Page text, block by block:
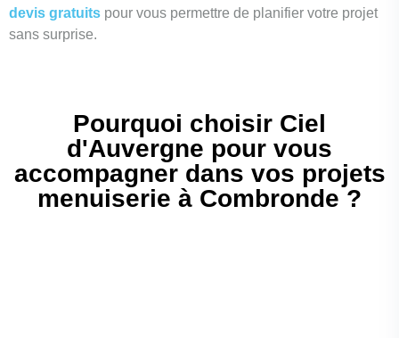
devis gratuits pour vous permettre de planifier votre projet
sans surprise.
Pourquoi choisir Ciel
d'Auvergne pour vous
accompagner dans vos projets
menuiserie à Combronde ?